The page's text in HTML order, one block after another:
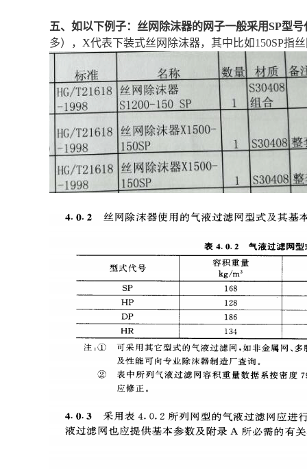
五、 如以下例子：丝网除沫器的网子一般采用SP型号
多），X代表下装式丝网除沫器，其中比如150SP指